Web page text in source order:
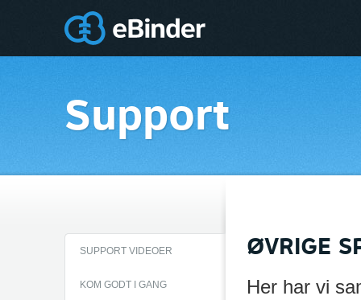
Support
SUPPORT VIDEOER
KOM GODT I GANG
ØVRIGE
Her har vi